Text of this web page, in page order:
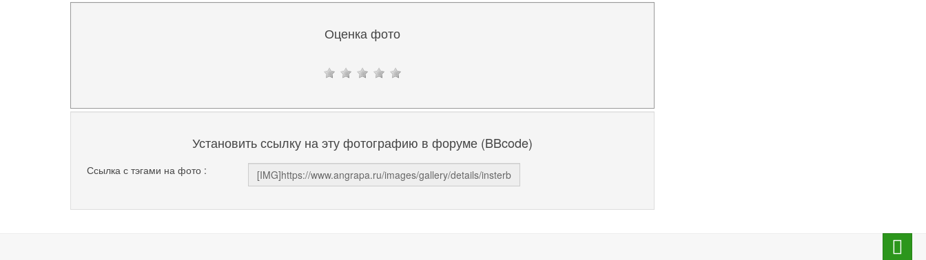
Оценка фото
Установить ссылку на эту фотографию в форуме (BBcode)
Ссылка с тэгами на фото :